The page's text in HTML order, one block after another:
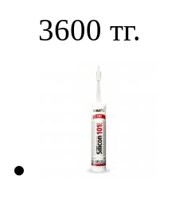
3600 тг.